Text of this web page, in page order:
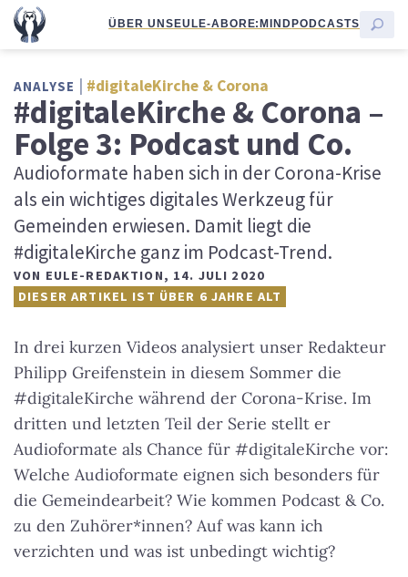
ÜBER UNSEULE-ABORE:MINDPODCASTS
ANALYSE #digitaleKirche & Corona
#digitaleKirche & Corona –
Folge 3: Podcast und Co.
Audioformate haben sich in der Corona-Krise
als ein wichtiges digitales Werkzeug für
Gemeinden erwiesen. Damit liegt die
#digitaleKirche ganz im Podcast-Trend.
VON EULE-REDAKTION, 14. JULI 2020
DIESER ARTIKEL IST ÜBER 6 JAHRE ALT
In drei kurzen Videos analysiert unser Redakteur
Philipp Greifenstein in diesem Sommer die
#digitaleKirche während der Corona-Krise. Im
dritten und letzten Teil der Serie stellt er
Audioformate als Chance für #digitaleKirche vor:
Welche Audioformate eignen sich besonders für
die Gemeindearbeit? Wie kommen Podcast & Co.
zu den Zuhörer*innen? Auf was kann ich
verzichten und was ist unbedingt wichtig?